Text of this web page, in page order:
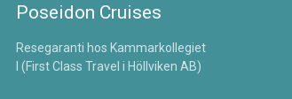
Poseidon Cruises
Resegaranti hos Kammarkollegiet
l (First Class Travel i Höllviken AB)